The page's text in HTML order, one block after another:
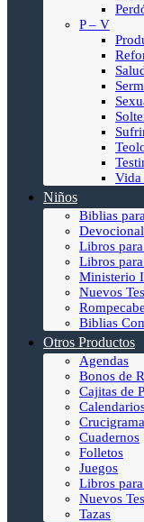
P – V
Vida
Niños
Biblias
Libros
Libros
Ministerio
Nuevos
Biblias
Otros Productos
Agendas
Bonos de
Cajitas de
Cuadernos
Folletos
Juegos
Libros
Nuevos
Tazas